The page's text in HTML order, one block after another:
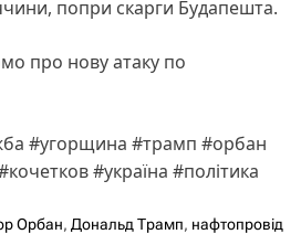
попри скарги Будапешта.
про нову атаку по
#угорщина #трамп #орбан
#україна #політика
Орбан, Дональд Трамп, нафтопровід